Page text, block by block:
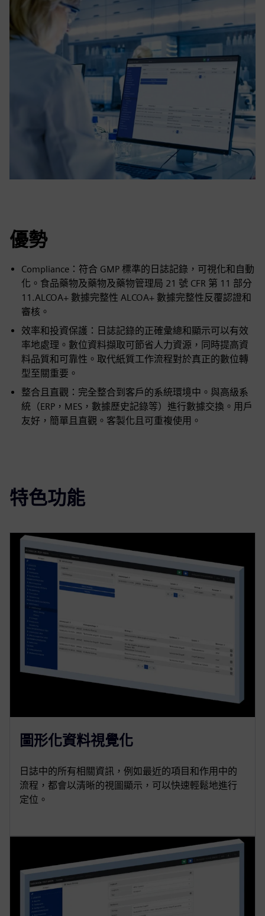
優勢
Compliance：符合 GMP 標準的日誌記錄，可視化和自動
化。食品藥物及藥物及藥物管理局 21 號 CFR 第 11 部分
11.ALCOA+ 數據完整性 ALCOA+ 數據完整性反覆認證和
審核。
效率和投資保護：日誌記錄的正確彙總和顯示可以有效
率地處理。數位資料擷取可節省人力資源，同時提高資
料品質和可靠性。取代紙質工作流程對於真正的數位轉
型至關重要。
整合且直觀：完全整合到客戶的系統環境中。與高級系
統（ERP，MES，數據歷史記錄等）進行數據交換。用戶
友好，簡單且直觀。客製化且可重複使用。
特色功能
圖形化資料視覺化
日誌中的所有相關資訊，例如最近的項目和作用中的
流程，都會以清晰的視圖顯示，可以快速輕鬆地進行
定位。